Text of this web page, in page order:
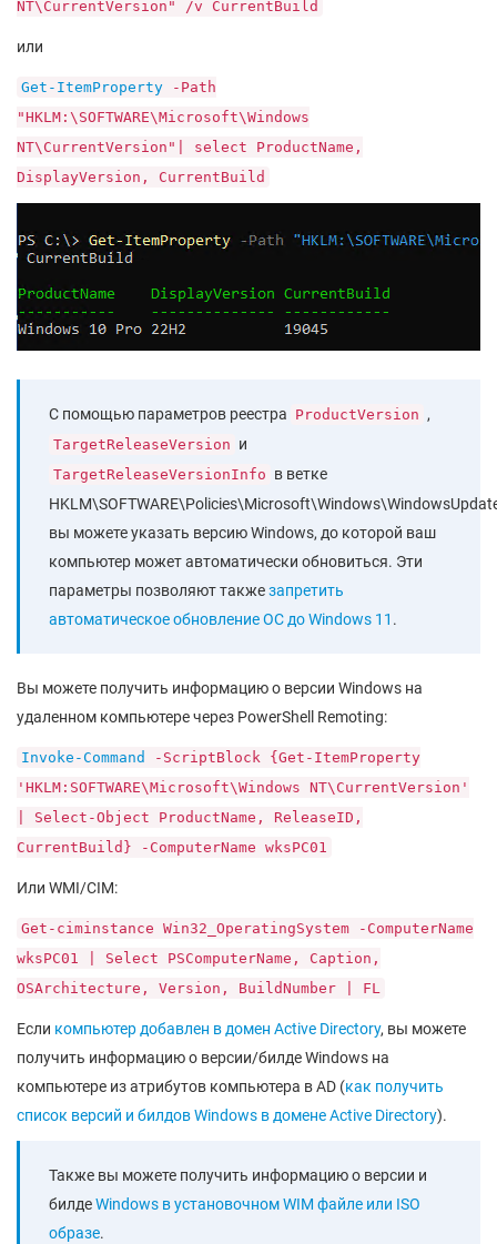
NT\CurrentVersion" /v CurrentBuild
или
Get-ItemProperty -Path
"HKLM:\SOFTWARE\Microsoft\Windows
NT\CurrentVersion"| select ProductName,
DisplayVersion, CurrentBuild
С помощью параметров реестра ProductVersion ,
TargetReleaseVersion и
TargetReleaseVersionInfo в ветке
вы можете указать версию Windows, до которой ваш
компьютер может автоматически обновиться. Эти
параметры позволяют такжезапретить
автоматическое обновление ОС до Windows 11 .
Вы можете получить информацию о версии Windows на
удаленном компьютере через PowerShell Remoting:
Invoke-Command
-ScriptBlock {Get-ItemProperty
'HKLM:SOFTWARE\Microsoft\Windows NT\CurrentVersion'
| Select-Object ProductName, ReleaseID,
CurrentBuild} -ComputerName wksPC01
Или WMI/CIM:
Get-ciminstance Win32_OperatingSystem -ComputerName
wksPC01 | Select PSComputerName, Caption,
OSArchitecture, Version, BuildNumber | FL
Если компьютер добавлен в домен Active Directory, вы можете
получить информацию о версии/билде Windows на
компьютере из атрибутов компьютера в AD (как получить
список версий и билдов Windows в домене Active Directory).
Также вы можете получить информацию о версии и
билдеWindows в установочном WIM файле или ISO
образе.